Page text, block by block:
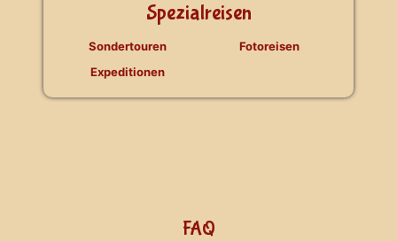
Spezialreisen
Sondertouren
Expeditionen
Fotoreisen
FAQ